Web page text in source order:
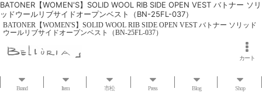
BATONER【WOMEN'S】SOLID WOOL RIB SIDE OPEN VEST バトナー ソリ
ッドウールリブサイドオープンベスト（BN-25FL-037）
BATONER【WOMEN'S】SOLID WOOL RIB SIDE OPEN VEST バトナー ソリッド
ウールリブサイドオープンベスト（BN-25FL-037）
カート
Brand Item 市松 Press Blog Shop